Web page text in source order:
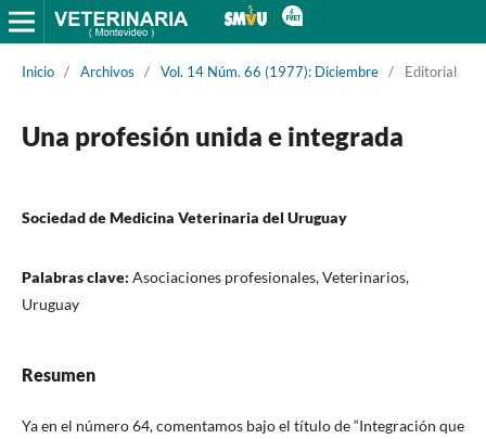
Inicio / Archivos / Vol. 14 Núm. 66 (1977): Diciembre / Editorial
Una profesión unida e integrada
Sociedad de Medicina Veterinaria del Uruguay
Palabras clave: Asociaciones profesionales, Veterinarios,
Uruguay
Resumen
Ya en el número 64, comentamos bajo el título de “Integración que